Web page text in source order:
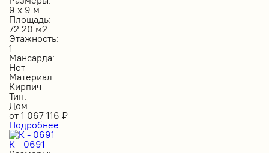
9 х 9 м
Площадь:
72.20 м2
Этажность:
1
Мансарда:
Нет
Материал:
Кирпич
Тип:
Дом
от 1 067 116 ₽
Подробнее
К - 0691